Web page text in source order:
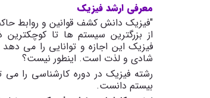
معرفی ارشد فیزیک
"فیزیک دانش کشف قوانین و روابط
از بزرگترین سیستم ها تا
فیزیک این اجازه و توانایی را می
شادی و لذت است. اینطور نیست؟
رشته فیزیک در دوره کارشناسی را
بیستم دانست.